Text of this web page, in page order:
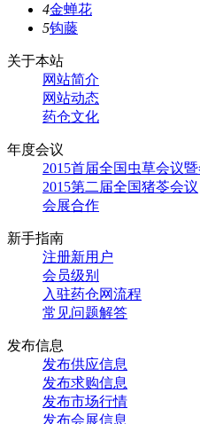
4金蝉花
5钩藤
关于本站
网站简介
网站动态
药仓文化
年度会议
2015首届全国虫草会议
2015第二届全国猪苓会议
会展合作
新手指南
注册新用户
会员级别
入驻药仓网流程
常见问题解答
发布信息
发布供应信息
发布求购信息
发布市场行情
发布会展信息